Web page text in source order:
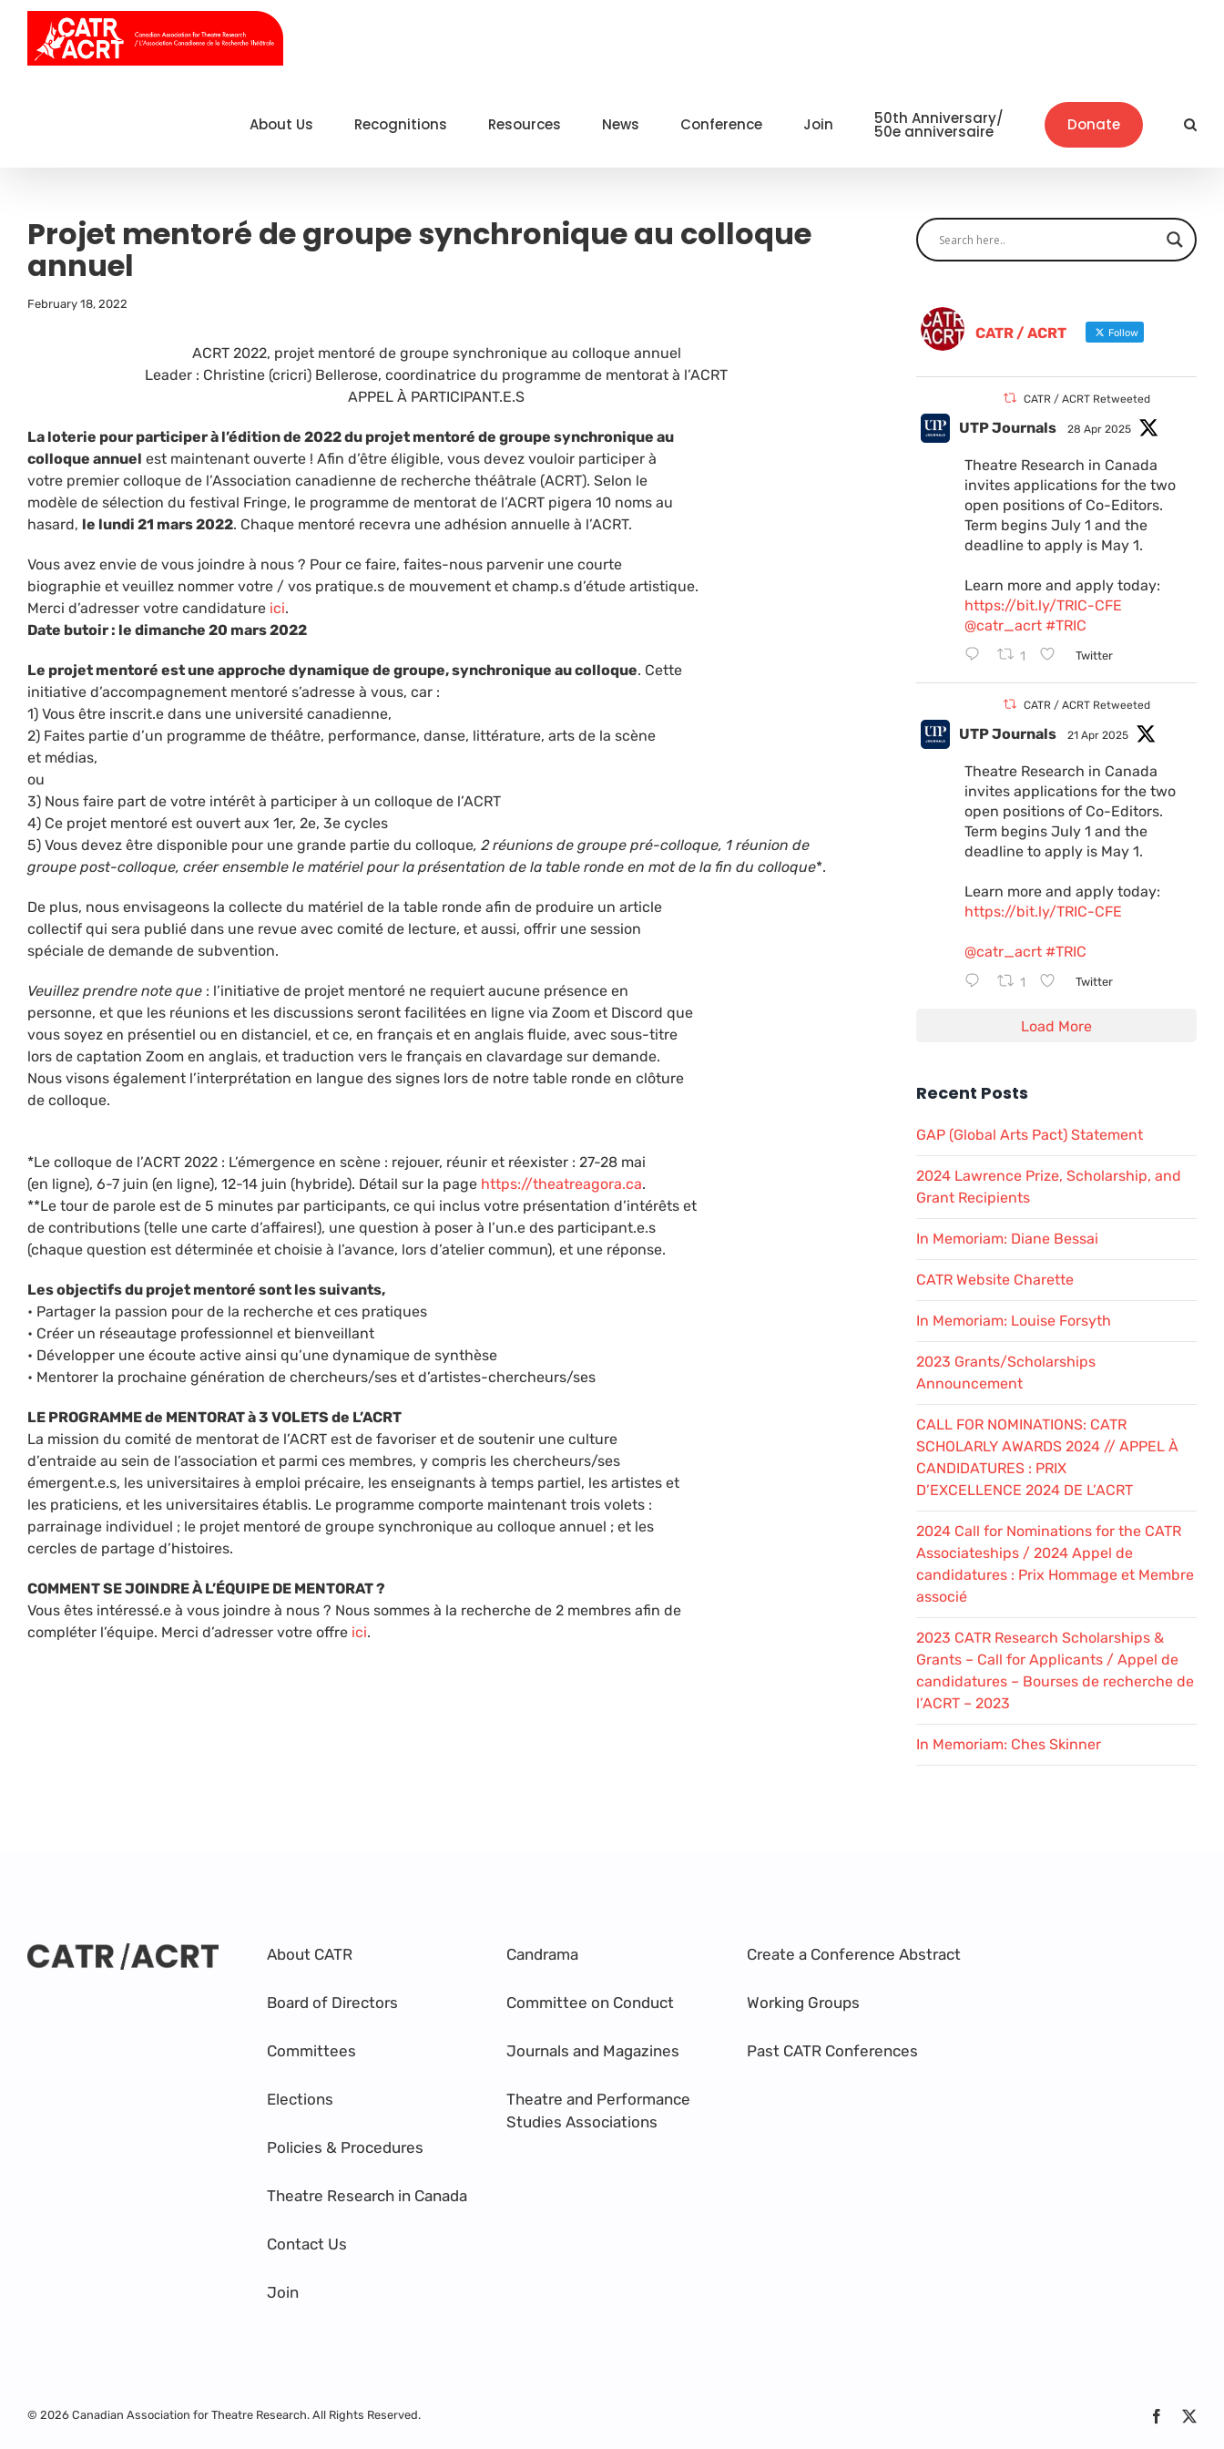
Skip
content
About Us Recognitions Resources News Conference Join 50th Anniversary/
50e anniversaire Donate
Projet mentoré de groupe synchronique au colloque
annuel
February 18, 2022
ACRT 2022, projet mentoré de groupe synchronique au colloque annuel
Leader : Christine (cricri) Bellerose, coordinatrice du programme de mentorat à l’ACRT
APPEL À PARTICIPANT.E.S
La loterie pour participer à l’édition de 2022 du projet mentoré de groupe synchronique au
colloque annuel est maintenant ouverte ! Afin d’être éligible, vous devez vouloir participer à
votre premier colloque de l’Association canadienne de recherche théâtrale (ACRT). Selon le
modèle de sélection du festival Fringe, le programme de mentorat de l’ACRT pigera 10 noms au
hasard, le lundi 21 mars 2022. Chaque mentoré recevra une adhésion annuelle à l’ACRT.
Vous avez envie de vous joindre à nous ? Pour ce faire, faites-nous parvenir une courte
biographie et veuillez nommer votre / vos pratique.s de mouvement et champ.s d’étude artistique.
Merci d’adresser votre candidature ici.
Date butoir : le dimanche 20 mars 2022
Le projet mentoré est une approche dynamique de groupe, synchronique au colloque. Cette
initiative d’accompagnement mentoré s’adresse à vous, car :
1) Vous être inscrit.e dans une université canadienne,
2) Faites partie d’un programme de théâtre, performance, danse, littérature, arts de la scène
et médias,
ou
3) Nous faire part de votre intérêt à participer à un colloque de l’ACRT
4) Ce projet mentoré est ouvert aux 1er, 2e, 3e cycles
5) Vous devez être disponible pour une grande partie du colloque, 2 réunions de groupe pré-colloque, 1 réunion de
groupe post-colloque, créer ensemble le matériel pour la présentation de la table ronde en mot de la fin du colloque*.
De plus, nous envisageons la collecte du matériel de la table ronde afin de produire un article
collectif qui sera publié dans une revue avec comité de lecture, et aussi, offrir une session
spéciale de demande de subvention.
Veuillez prendre note que : l’initiative de projet mentoré ne requiert aucune présence en
personne, et que les réunions et les discussions seront facilitées en ligne via Zoom et Discord que
vous soyez en présentiel ou en distanciel, et ce, en français et en anglais fluide, avec sous-titre
lors de captation Zoom en anglais, et traduction vers le français en clavardage sur demande.
Nous visons également l’interprétation en langue des signes lors de notre table ronde en clôture
de colloque.
*Le colloque de l’ACRT 2022 : L’émergence en scène : rejouer, réunir et réexister : 27-28 mai
(en ligne), 6-7 juin (en ligne), 12-14 juin (hybride). Détail sur la page https://theatreagora.ca.
**Le tour de parole est de 5 minutes par participants, ce qui inclus votre présentation d’intérêts et
de contributions (telle une carte d’affaires!), une question à poser à l’un.e des participant.e.s
(chaque question est déterminée et choisie à l’avance, lors d’atelier commun), et une réponse.
Les objectifs du projet mentoré sont les suivants,
• Partager la passion pour de la recherche et ces pratiques
• Créer un réseautage professionnel et bienveillant
• Développer une écoute active ainsi qu’une dynamique de synthèse
• Mentorer la prochaine génération de chercheurs/ses et d’artistes-chercheurs/ses
LE PROGRAMME de MENTORAT à 3 VOLETS de L’ACRT
La mission du comité de mentorat de l’ACRT est de favoriser et de soutenir une culture
d’entraide au sein de l’association et parmi ces membres, y compris les chercheurs/ses
émergent.e.s, les universitaires à emploi précaire, les enseignants à temps partiel, les artistes et
les praticiens, et les universitaires établis. Le programme comporte maintenant trois volets :
parrainage individuel ; le projet mentoré de groupe synchronique au colloque annuel ; et les
cercles de partage d’histoires.
COMMENT SE JOINDRE À L’ÉQUIPE DE MENTORAT ?
Vous êtes intéressé.e à vous joindre à nous ? Nous sommes à la recherche de 2 membres afin de
compléter l’équipe. Merci d’adresser votre offre ici.
CATR / ACRT Follow
CATR / ACRT Retweeted
UTP Journals 28 Apr 2025
Theatre Research in Canada
invites applications for the two
open positions of Co-Editors.
Term begins July 1 and the
deadline to apply is May 1.
Learn more and apply today:
https://bit.ly/TRIC-CFE
@catr_acrt #TRIC
1 Twitter
CATR / ACRT Retweeted
UTP Journals 21 Apr 2025
Theatre Research in Canada
invites applications for the two
open positions of Co-Editors.
Term begins July 1 and the
deadline to apply is May 1.
Learn more and apply today:
https://bit.ly/TRIC-CFE
@catr_acrt #TRIC
1 Twitter
Load More
Recent Posts
GAP (Global Arts Pact) Statement
2024 Lawrence Prize, Scholarship, and
Grant Recipients
In Memoriam: Diane Bessai
CATR Website Charette
In Memoriam: Louise Forsyth
2023 Grants/Scholarships
Announcement
CALL FOR NOMINATIONS: CATR
SCHOLARLY AWARDS 2024 // APPEL À
CANDIDATURES : PRIX
D’EXCELLENCE 2024 DE L’ACRT
2024 Call for Nominations for the CATR
Associateships / 2024 Appel de
candidatures : Prix Hommage et Membre
associé
2023 CATR Research Scholarships &
Grants – Call for Applicants / Appel de
candidatures – Bourses de recherche de
l’ACRT – 2023
In Memoriam: Ches Skinner
About CATR
Board of Directors
Committees
Elections
Policies & Procedures
Theatre Research in Canada
Contact Us
Join
Candrama
Committee on Conduct
Journals and Magazines
Theatre and Performance
Studies Associations
Create a Conference Abstract
Working Groups
Past CATR Conferences
© 2026 Canadian Association for Theatre Research. All Rights Reserved. Facebook